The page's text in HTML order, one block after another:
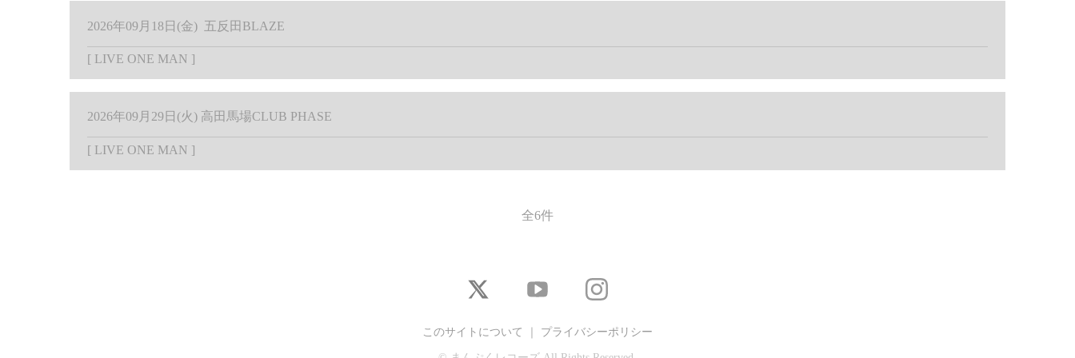
2026年09月18日(金) 五反田BLAZE
[ LIVE ONE MAN ]
2026年09月29日(火) ⾼⽥⾺場CLUB PHASE
[ LIVE ONE MAN ]
全6件
このサイトについて
プライバシーポリシー